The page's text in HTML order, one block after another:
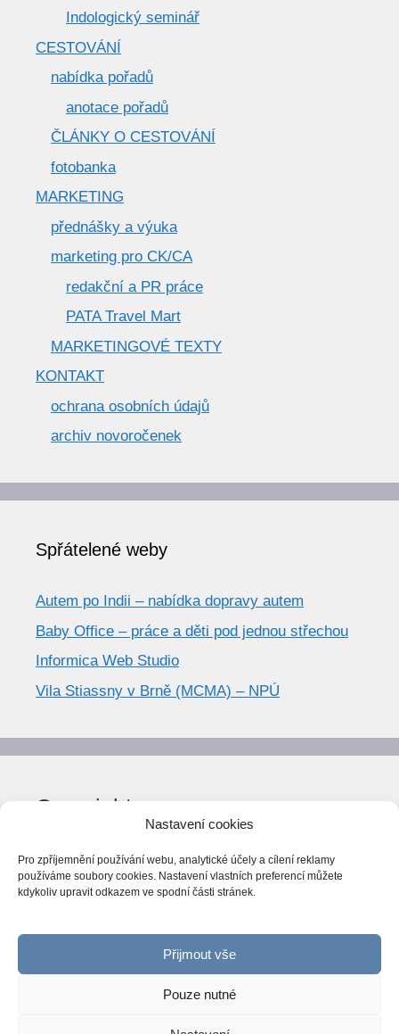
Nastavení cookies
Pro zpříjemnění používání webu, analytické účely a cílení reklamy
používáme soubory cookies. Nastavení vlastních preferencí můžete
kdykoliv upravit odkazem ve spodní části stránek.
Přijmout vše
Pouze nutné
Indologický seminář
CESTOVÁNÍ
nabídka pořadů
anotace pořadů
ČLÁNKY O CESTOVÁNÍ
fotobanka
MARKETING
přednášky a výuka
marketing pro CK/CA
redakční a PR práce
PATA Travel Mart
MARKETINGOVÉ TEXTY
KONTAKT
ochrana osobních údajů
archiv novoročenek
Spřátelené weby
Autem po Indii – nabídka dopravy autem
Baby Office – práce a děti pod jednou střechou
Informica Web Studio
Vila Stiassny v Brně (MCMA) – NPÚ
Copyright
© World Trend 2014-2026
Všechna práva vyhrazena.
CC BY-NC 4.0
ováno Národní knihovnou ČR